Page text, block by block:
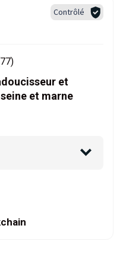
Contrôlé
et
et marne